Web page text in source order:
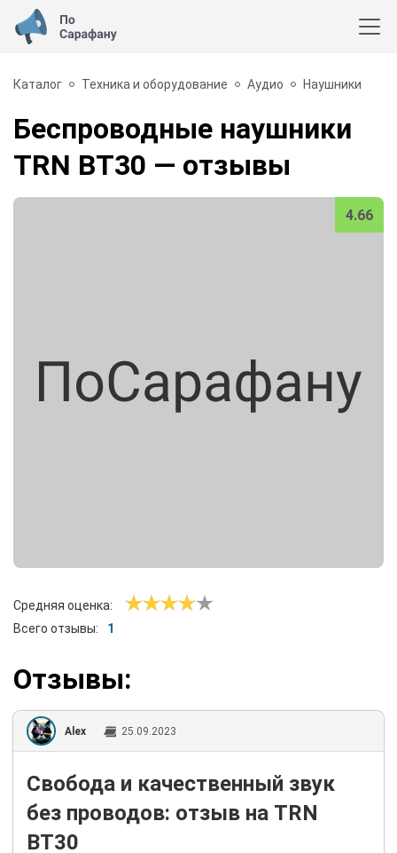
Каталог Техника и оборудование Аудио Наушники
Беспроводные наушники
TRN BT30 — отзывы
4.66
Средняя оценка:
Всего отзывы:
1
Отзывы:
Alex 25.09.2023
Свобода и качественный звук
без проводов: отзыв на TRN
BT30